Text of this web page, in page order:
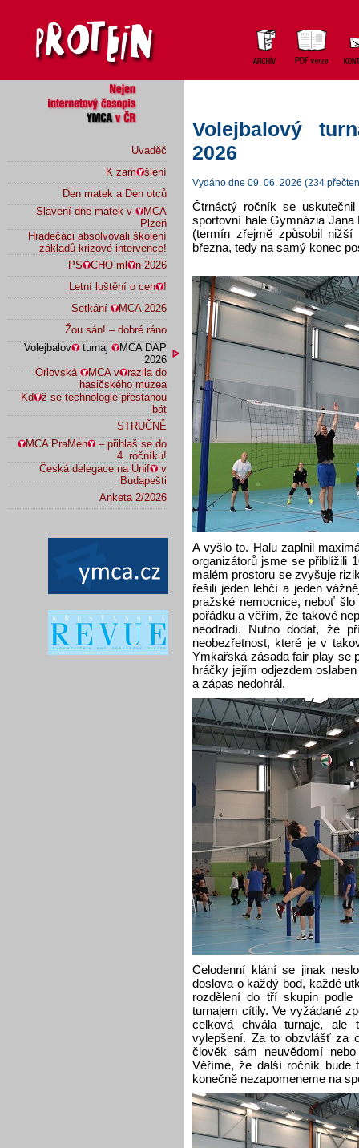
Uvaděč
K zam
šlení
Den matek a Den otců
Slavení dne matek v
MCA
Plzeň
Hradečáci absolvovali školení
základů krizové intervence!
PS
CHO ml
n 2026
Letní luštění o cen
!
Setkání
MCA 2026
Žou sán! – dobré ráno
Volejbalov
turnaj
MCA DAP
2026
Orlovská
MCA v
razila do
hasičského muzea
Kd
ž se technologie přestanou
bát
STRUČNĚ
MCA PraMen
– přihlaš se do
4. ročníku!
Česká delegace na Unif
v
Budapešti
Anketa 2/2026
Volejbalový
2026
Vydáno dne 09. 06. 2026 (234
Čtrnáctý ročník se
sportovní hale Gymnázia
(termín zřejmě způsobil
března, tedy na samý konec
A vyšlo to. Halu zaplnil
organizátorů jsme se přiblížili
malém prostoru se zvyšuje
řešili jeden lehčí a jeden
pražské nemocnice, neboť
pořádku a věřím, že takové
neodradí. Nutno dodat, že
neobezřetnost, které je v
Ymkařská zásada fair play se
hráčky jejím odjezdem
a zápas nedohrál.
Celodenní klání se jinak
doslova o každý bod, každé
rozdělení do tří skupin
turnajem cítily. Ve vyžádané
celková chvála turnaje, ale
vylepšení. Za to obzvlášť za
člověk sám neuvědomí
Věříme, že další ročník bude
konečně nezapomeneme na